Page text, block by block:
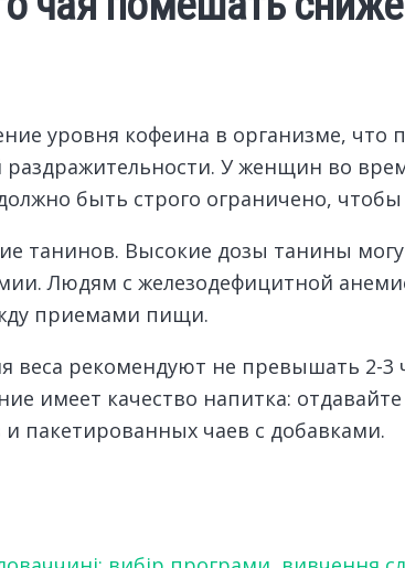
уровня кофеина в организме, что
У женщин во
быть строго ограничено,
танинов. Высокие дозы танины
Людям с железодефицитной
приемами пищи.
веса рекомендуют не превышать 2-
имеет качество напитка:
пакетированных чаев с добавками.